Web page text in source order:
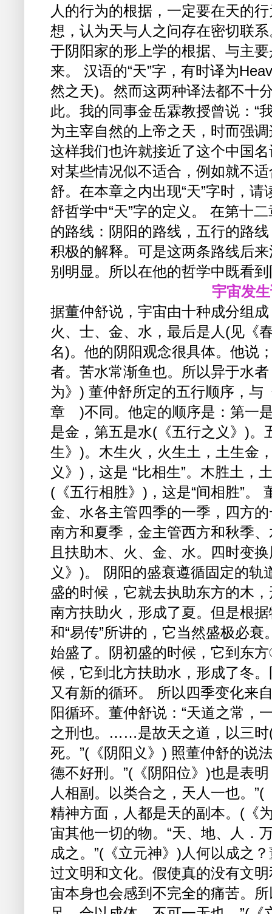
人的行为的根据，一定要在天的
想，认为天与人之问存在密切联
于阴阳家的形上学的根据、与主
来。 汉语的“天”字，有时译为
然之天)。然而这两种译法都不十
此。我的同事金岳霖教授曾说：“
为主宰自然的上帝之天，时而强
这样我们也许就接近了这个中国
对某些情况似不适合，例如就不
舒。在本章之内出现“天”字时，
舒哲学中“天”字的定义。 在第十
的路线：阴阳的路线，五行的路
积极的解释。可是这两条路线后
别明显。所以在他的哲学中既看
宇宙发
据董仲舒说，宇宙由十种成分组
火、士、金、水，最后是人(见《
名)。他的阴阳观念很具体。他说
者。苦水常渐鱼也。所以异于水
为》) 董仲舒所定的五行顺序，与
章 )不同。他定的顺序是：第一
是金，第五是水(《五行之义》)。
生》)。木生火，火生土，土生金
义》)，这是 “比相生”。木胜土，
(《五行相胜》)，这是“间相胜”。
金、水各主管四季的一季，四方
南方和夏季，金主管西方和秋季
且扶助木、火、金、水。四时变
义》)。 阴阳的盛衰遵循固定的
盛的时候，它就去执助东方的木
南方扶助火，形成了夏。但是根
和“易传”所讲的，它当然盛极必
始盛了。阴初盛的时候，它到东
候，它到北方扶助水，形成了冬
又有新的循环。 所以四季变化来
阳循环。董仲舒说：“天道之常，
之刑也。……是故天之道，以三时
死。”(《阴阳义》) 照董仲舒的说
德不好刑。”(《阴阳位》)也是表
人相副。以类合之，天人一也。
精神方面，人都是天的副本。(《
宙其他一切的物。“天、地、人．
成之。”(《立元神》)人何以成之
过文明和文化。假使真的没有文
宙本身也会感到不完全的痛苦。